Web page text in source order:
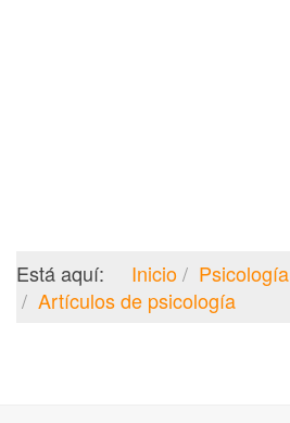
Está aquí: Inicio
Psicología
Artículos de psicología